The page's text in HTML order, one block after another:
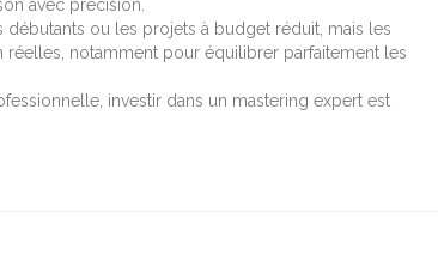
avec précision.
débutants ou les projets à budget réduit, mais les
notamment pour équilibrer parfaitement les
investir dans un mastering expert est